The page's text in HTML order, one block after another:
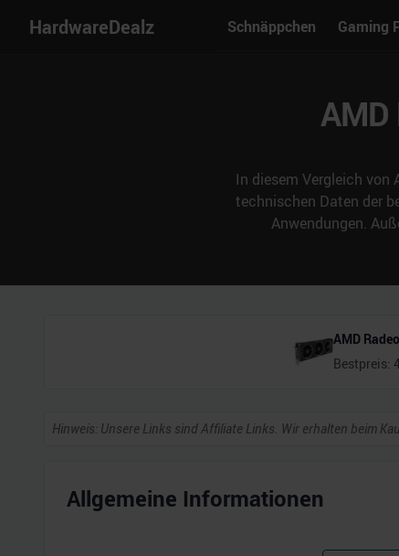
HardwareDealz Schnäppchen Gaming
AMD
In diesem Vergleich von
technischen Daten der
Anwendungen.
AMD
Bestpreis:
Hinweis: Unsere Links sind Affiliate Links. Wir erhalten beim
Allgemeine Informationen